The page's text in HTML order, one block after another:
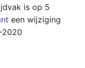
is op 5
een wijziging
2020